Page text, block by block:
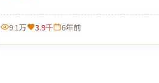
9.1万 3.9千 6年前